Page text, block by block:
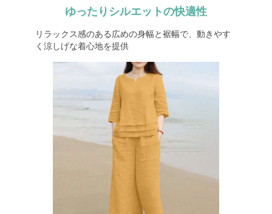
ゆったりシルエットの快適性
リラックス感のある広めの身幅と裾幅で、動きやす
く涼しげな着心地を提供